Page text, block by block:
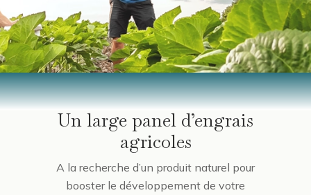
Un large panel d’engrais
agricoles
A la recherche d’un produit naturel pour
booster le développement de votre